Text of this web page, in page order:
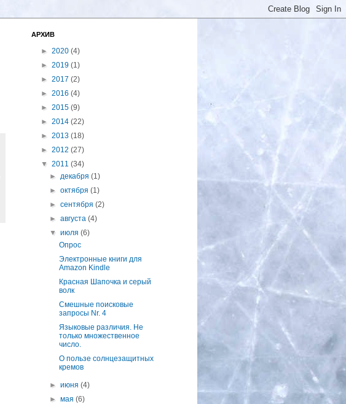
АРХИВ
► 2020 (4)
► 2019 (1)
► 2017 (2)
► 2016 (4)
► 2015 (9)
► 2014 (22)
► 2013 (18)
► 2012 (27)
▼ 2011 (34)
►декабря(1)
►октября(1)
►сентября(2)
►августа(4)
▼июля(6)
Опрос
Электронные книги для
Amazon Kindle
Красная Шапочка и серый
волк
Смешные поисковые
запросы Nr. 4
Языковые различия. Не
только множественное
число.
О пользе солнцезащитных
кремов
►июня(4)
►мая(6)